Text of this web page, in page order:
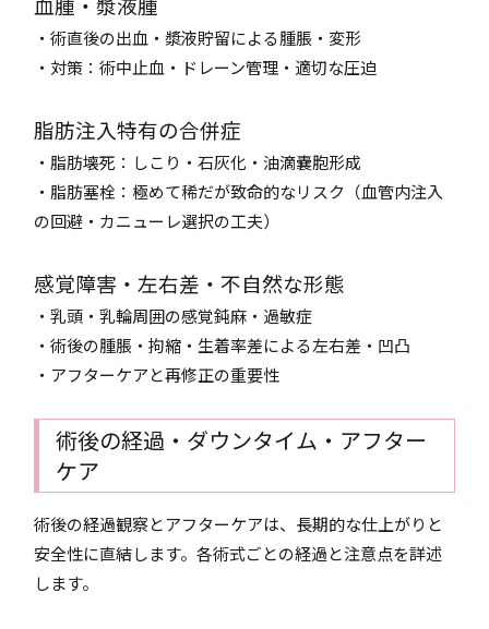
・術直後の出血・漿液貯留による腫脹・変形
・対策：術中止血・ドレーン管理・適切な圧迫
脂肪注入特有の合併症
・脂肪壊死：しこり・石灰化・油滴嚢胞形成
・脂肪塞栓：極めて稀だが致命的なリスク（血管内注入
の回避・カニューレ選択の工夫）
感覚障害・左右差・不自然な形態
・乳頭・乳輪周囲の感覚鈍麻・過敏症
・術後の腫脹・拘縮・生着率差による左右差・凹凸
・アフターケアと再修正の重要性
術後の経過・ダウンタイム・アフター
ケア
術後の経過観察とアフターケアは、長期的な仕上がりと
安全性に直結します。各術式ごとの経過と注意点を詳述
します。